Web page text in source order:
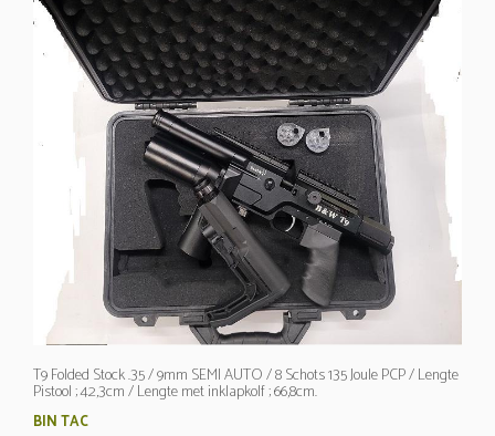
T9 Folded Stock .35 / 9mm SEMI AUTO / 8 Schots 135 Joule PCP / Lengte
Pistool ; 42,3cm / Lengte met inklapkolf ; 66,8cm.
BIN TAC